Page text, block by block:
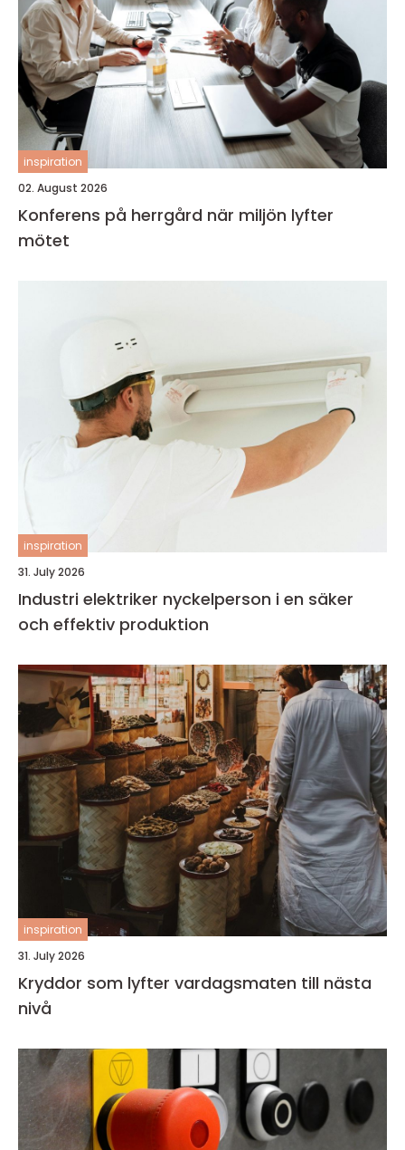
inspiration
02. August 2026
Konferens på herrgård när miljön lyfter
mötet
inspiration
31. July 2026
Industri elektriker nyckelperson i en säker
och effektiv produktion
inspiration
31. July 2026
Kryddor som lyfter vardagsmaten till nästa
nivå